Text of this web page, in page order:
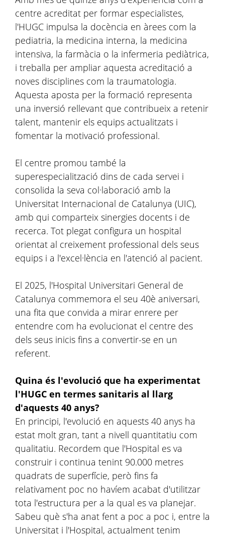
centre acreditat per formar especialistes,
l'HUGC impulsa la docència en àrees com la
pediatria, la medicina interna, la medicina
intensiva, la farmàcia o la infermeria pediàtrica,
i treballa per ampliar aquesta acreditació a
noves disciplines com la traumatologia.
Aquesta aposta per la formació representa
una inversió rellevant que contribueix a retenir
talent, mantenir els equips actualitzats i
fomentar la motivació professional.
El centre promou també la
superespecialització dins de cada servei i
consolida la seva col·laboració amb la
Universitat Internacional de Catalunya (UIC),
amb qui comparteix sinergies docents i de
recerca. Tot plegat configura un hospital
orientat al creixement professional dels seus
equips i a l'excel·lència en l'atenció al pacient.
El 2025, l'Hospital Universitari General de
Catalunya commemora el seu 40è aniversari,
una fita que convida a mirar enrere per
entendre com ha evolucionat el centre des
dels seus inicis fins a convertir-se en un
referent.
Quina és l'evolució que ha experimentat
l'HUGC en termes sanitaris al llarg
d'aquests 40 anys?
En principi, l'evolució en aquests 40 anys ha
estat molt gran, tant a nivell quantitatiu com
qualitatiu. Recordem que l'Hospital es va
construir i continua tenint 90.000 metres
quadrats de superfície, però fins fa
relativament poc no havíem acabat d'utilitzar
tota l'estructura per a la qual es va planejar.
Sabeu què s'ha anat fent a poc a poc i, entre la
Universitat i l'Hospital, actualment tenim